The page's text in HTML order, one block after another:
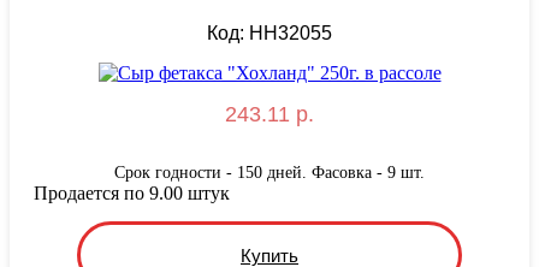
Код: HH32055
243.11 р.
Срок годности - 150 дней. Фасовка - 9 шт.
Купить
Продается по 9.00 штук